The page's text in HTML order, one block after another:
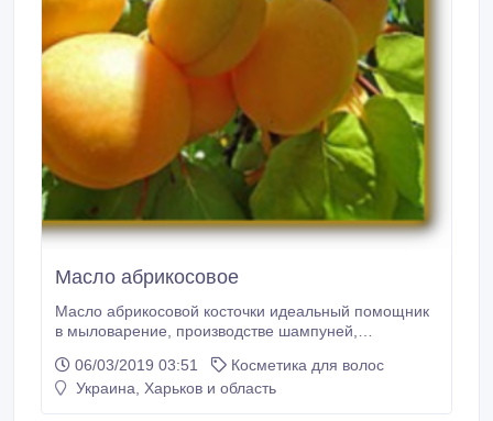
Масло абрикосовое
Масло абрикосовой косточки идеальный помощник
в мыловарение, производстве шампуней,
кожу, является идеальной защитой кожи. Подходит
для сухой, и нормальной кожи. Масло абрикосовой
06/03/2019 03:51
Косметика для волос
Украина, Харьков и область